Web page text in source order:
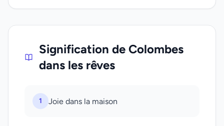
Signification de Colombes
dans les rêves
1 Joie dans la maison